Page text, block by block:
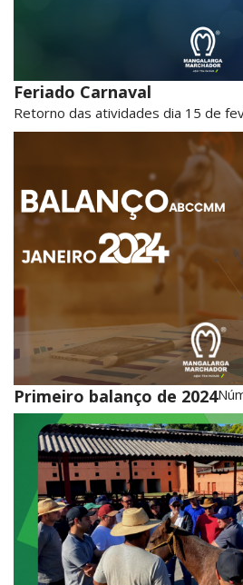
Feriado Carnaval
Retorno das atividades dia 15 de
Primeiro balanço de 2024